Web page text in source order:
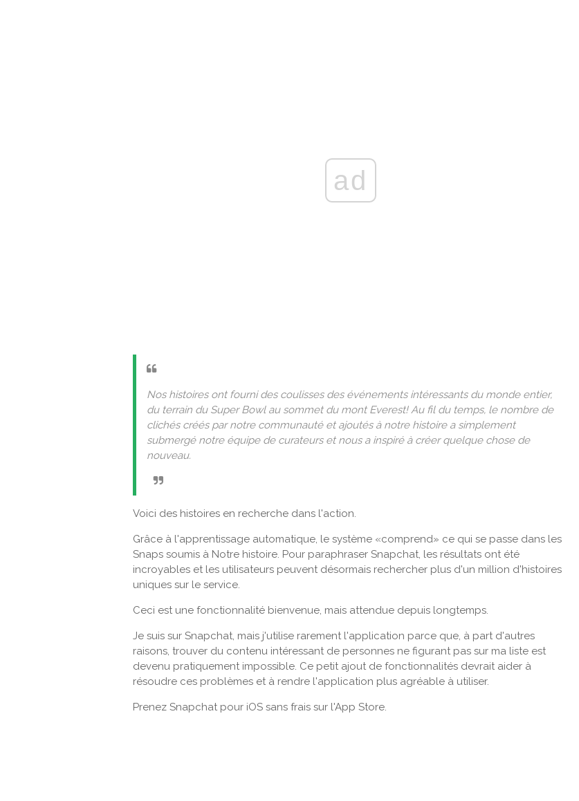
ad
Nos histoires ont fourni des coulisses des événements intéressants du monde entier,
du terrain du Super Bowl au sommet du mont Everest! Au fil du temps, le nombre de
clichés créés par notre communauté et ajoutés à notre histoire a simplement
submergé notre équipe de curateurs et nous a inspiré à créer quelque chose de
nouveau.
Voici des histoires en recherche dans l'action.
Grâce à l'apprentissage automatique, le système «comprend» ce qui se passe dans les
Snaps soumis à Notre histoire. Pour paraphraser Snapchat, les résultats ont été
incroyables et les utilisateurs peuvent désormais rechercher plus d'un million d'histoires
uniques sur le service.
Ceci est une fonctionnalité bienvenue, mais attendue depuis longtemps.
Je suis sur Snapchat, mais j'utilise rarement l'application parce que, à part d'autres
raisons, trouver du contenu intéressant de personnes ne figurant pas sur ma liste est
devenu pratiquement impossible. Ce petit ajout de fonctionnalités devrait aider à
résoudre ces problèmes et à rendre l'application plus agréable à utiliser.
Prenez Snapchat pour iOS sans frais sur l'App Store.